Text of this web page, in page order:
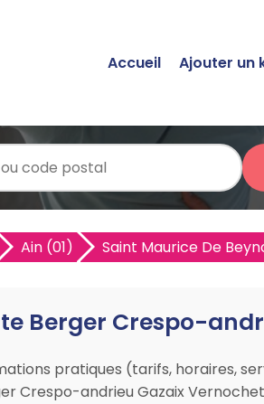
Accueil Ajouter un
Ain (01) Saint Maurice De
Berger Crespo-
pratiques (tarifs, horaires,
Crespo-andrieu Gazaix